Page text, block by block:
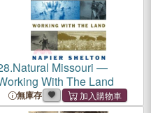
Natural Missouri ―
With The Land
無庫存